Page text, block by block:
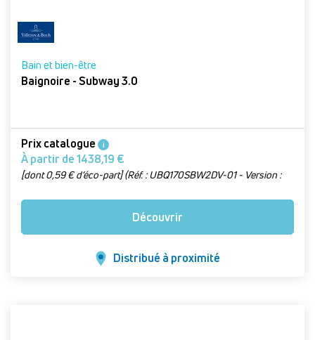
Bain et bien-être
Baignoire - Subway 3.0
Prix catalogue i
À partir de 1438,19 €
[dont 0,59 € d’éco-part] (Réf. : UBQ170SBW2DV-01 - Version :
Découvrir
Distribué à proximité